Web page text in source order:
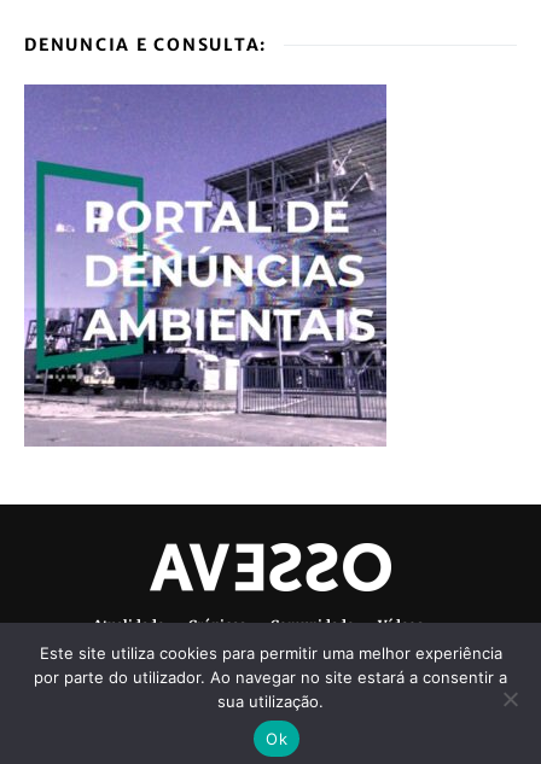
DENUNCIA E CONSULTA:
Atualidade Crónicas Comunidade
Vídeos
Denúncias Ambientais
Ficha Técnica
Este site utiliza cookies para permitir uma melhor experiência
por parte do utilizador. Ao navegar no site estará a consentir a
sua utilização.
Ok